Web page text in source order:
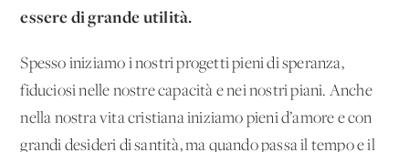
essere di grande utilità.
Spesso iniziamo i nostri progetti pieni di speranza,
fiduciosi nelle nostre capacità e nei nostri piani. Anche
nella nostra vita cristiana iniziamo pieni d’amore e con
grandi desideri di santità, ma quando passa il tempo e il